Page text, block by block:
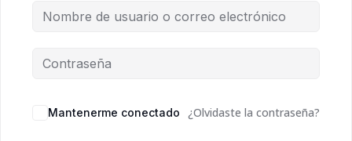
Mantenerme conectado ¿Olvidaste la contraseña?